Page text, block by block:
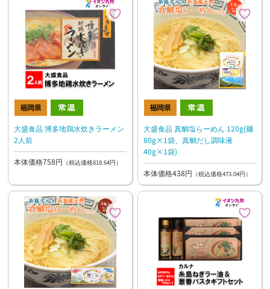
大盛食品 博多地鶏水炊きラーメン
2人前
本体価格758円 （税込価格818.64円）
大盛食品 真鯛塩らーめん 120g(麺
80g×1袋、真鯛だし調味液
40g×1袋)
本体価格438円 （税込価格473.04円）